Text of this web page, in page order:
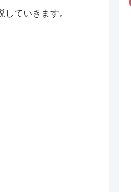
ていきます。